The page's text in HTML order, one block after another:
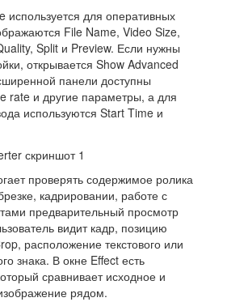
используется для оперативных
File Name, Video Size,
Split и Preview. Если нужны
открывается Show Advanced
панели доступны
rate и другие параметры, а для
используются Start Time и
проверять содержимое ролика
кадрировании, работе с
предварительный просмотр
видит кадр, позицию
расположение текстового или
знака. В окне Effect есть
сравнивает исходное и
рядом.